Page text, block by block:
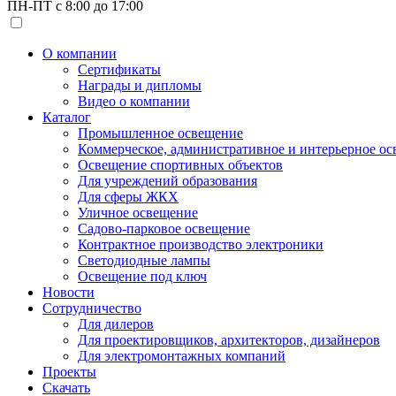
ПН-ПТ с 8:00 до 17:00
О компании
Сертификаты
Награды и дипломы
Видео о компании
Каталог
Промышленное освещение
Коммерческое, административное и интерьерное
Освещение спортивных объектов
Для учреждений образования
Для сферы ЖКХ
Уличное освещение
Садово-парковое освещение
Контрактное производство электроники
Светодиодные лампы
Освещение под ключ
Новости
Сотрудничество
Для дилеров
Для проектировщиков, архитекторов, дизайнеров
Для электромонтажных компаний
Проекты
Скачать